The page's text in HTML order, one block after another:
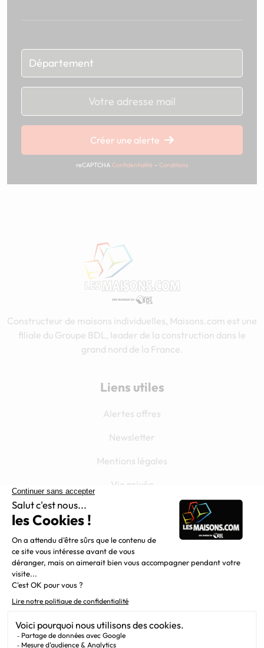
Chargement...
Créer une alerte
reCAPTCHA Confidentialité - Conditions
Constructeur de maisons individuelles, Maisons.com est une
filiale du Groupe BDL, leader de la construction dans le
grand nord de la France.
Liens utiles
Alertes offres
Newsletter
Mentions légales
Vie privée
Filiales
Chargement...
Nous suivre